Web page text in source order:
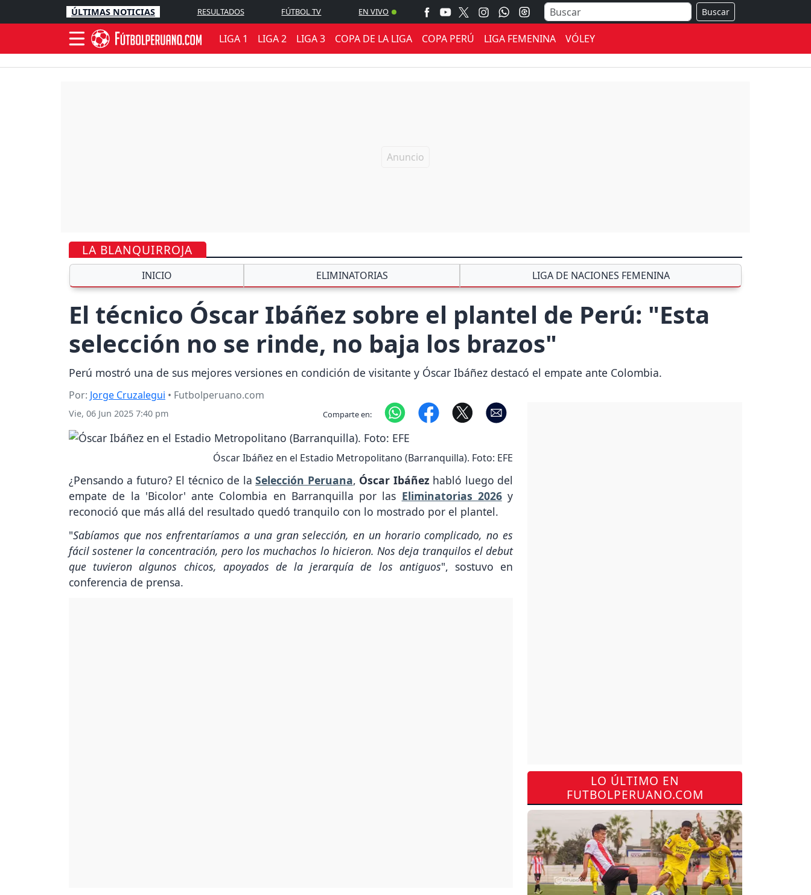
ÚLTIMAS NOTICIAS RESULTADOS FÚTBOL TV EN VIVO Buscar
LIGA 1 LIGA 2 LIGA 3 COPA DE LA LIGA COPA PERÚ LIGA FEMENINA VÓLEY
LA BLANQUIRROJA
INICIO ELIMINATORIAS LIGA DE NACIONES FEMENINA
El técnico Óscar Ibáñez sobre el plantel de Perú: "Esta
selección no se rinde, no baja los brazos"
Perú mostró una de sus mejores versiones en condición de visitante y Óscar Ibáñez destacó el empate ante Colombia.
Por: Jorge Cruzalegui • Futbolperuano.com
Vie, 06 Jun 2025 7:40 pm Comparte en:
Óscar Ibáñez en el Estadio Metropolitano (Barranquilla). Foto: EFE
¿Pensando a futuro? El técnico de laSelección Peruana, Óscar Ibáñez habló luego del
empate de la 'Bicolor' ante Colombia en Barranquilla por las Eliminatorias 2026y
reconoció que más allá del resultado quedó tranquilo con lo mostrado por el plantel.
"Sabíamos que nos enfrentaríamos a una gran selección, en un horario complicado, no es
fácil sostener la concentración, pero los muchachos lo hicieron. Nos deja tranquilos el debut
que tuvieron algunos chicos, apoyados de la jerarquía de los antiguos", sostuvo en
conferencia de prensa.
LO ÚLTIMO EN
FUTBOLPERUANO.COM